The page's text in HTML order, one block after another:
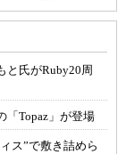
と氏がRuby20周
「Topaz」が登場
ス”で敷き詰めら